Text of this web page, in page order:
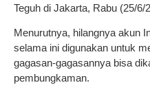
Teguh di Jakarta, Rabu (25/6/
Menurutnya, hilangnya akun
selama ini digunakan untuk
gagasan-gagasannya bisa
pembungkaman.